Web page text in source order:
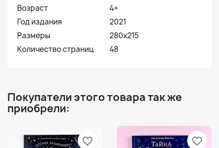
Возраст
4+
Год издания
2021
Размеры
280х215
Количество страниц
48
Покупатели этого товара так же
приобрели:
favorite_border favorite_border